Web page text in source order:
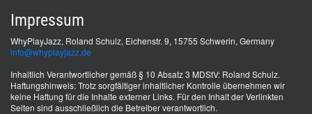
Impressum
WhyPlayJazz, Roland Schulz, Eichenstr. 9, 15755 Schwerin, Germany
info@whyplayjazz.de
Inhaltlich Verantwortlicher gemäß § 10 Absatz 3 MDStV: Roland Schulz.
Haftungshinweis: Trotz sorgfältiger inhaltlicher Kontrolle übernehmen wir
keine Haftung für die Inhalte externer Links. Für den Inhalt der Verlinkten
Seiten sind ausschließlich die Betreiber verantwortlich.